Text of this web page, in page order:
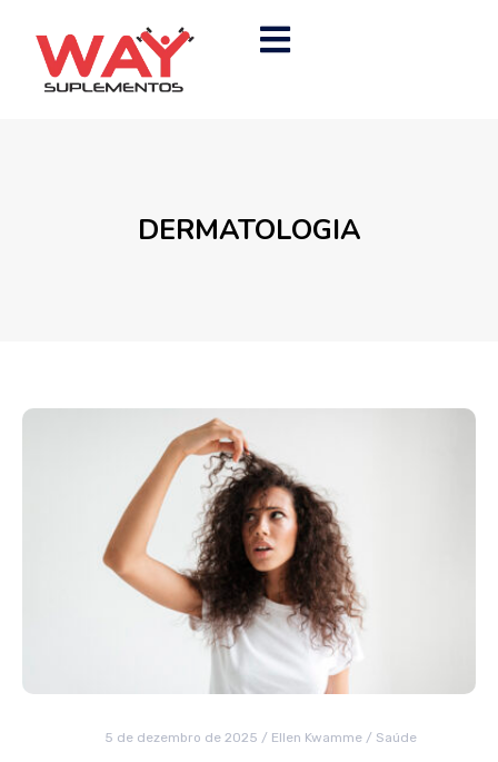
DERMATOLOGIA
5 de dezembro de 2025 / Ellen Kwamme / Saúde